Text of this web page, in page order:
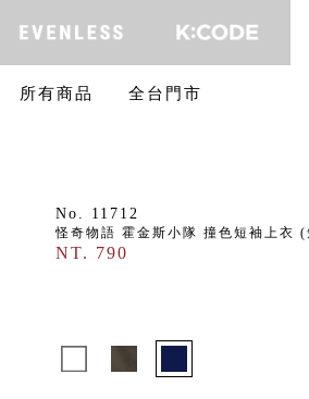
所有商品 全台門市
No. 11712
怪奇物語 霍金斯小隊 撞色短袖上衣 (
NT. 790